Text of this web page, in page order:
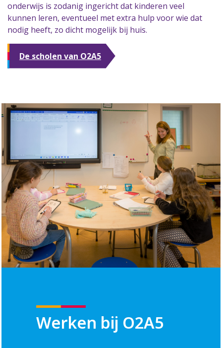
onderwijs is zodanig ingericht dat kinderen veel
kunnen leren, eventueel met extra hulp voor wie dat
nodig heeft, zo dicht mogelijk bij huis.
De scholen van O2A5
Werken bij O2A5